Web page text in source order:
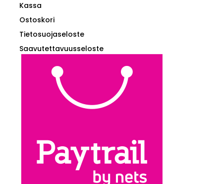
Kassa
Ostoskori
Tietosuojaseloste
Saavutettavuusseloste